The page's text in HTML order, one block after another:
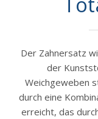
Der Zahnersatz
der
Weichgeweben
durch eine
erreicht, das